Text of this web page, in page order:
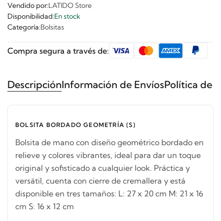
Vendido por:LATIDO Store
Disponibilidad:En stock
Categoría:Bolsitas
Compra segura a través de:
DescripciónInformación de EnvíosPolítica de
BOLSITA BORDADO GEOMETRÍA (S)
Bolsita de mano con diseño geométrico bordado en
relieve y colores vibrantes, ideal para dar un toque
original y sofisticado a cualquier look. Práctica y
versátil, cuenta con cierre de cremallera y está
disponible en tres tamaños: L: 27 x 20 cm M: 21 x 16
cm S: 16 x 12 cm